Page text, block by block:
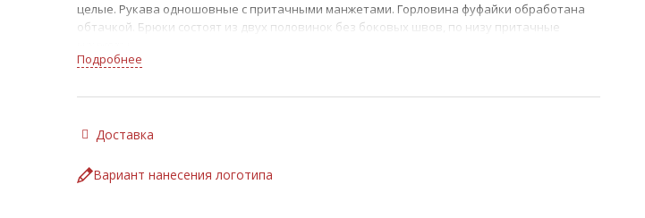
целые. Рукава одношовные с притачными манжетами. Горловина фуфайки обработана
обтачкой. Брюки состоят из двух половинок без боковых швов, по низу притачные
Термостойкое трикотажное полотно WORKER Jersey 220 FR, 100% хлопок, запатентованная
Цвет: тёмно-синий.
ГОСТ Р 12.4.234-2012, ТР ТС 019/2011
Подробнее
Доставка
Вариант нанесения логотипа